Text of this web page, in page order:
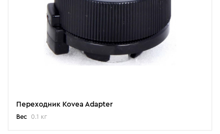
Переходник Kovea Adapter
Вес 0.1 кг